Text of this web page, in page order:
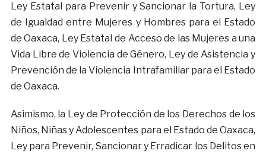
Ley Estatal para Prevenir y Sancionar la Tortura, Ley
de Igualdad entre Mujeres y Hombres para el Estado
de Oaxaca, Ley Estatal de Acceso de las Mujeres a una
Vida Libre de Violencia de Género, Ley de Asistencia y
Prevención de la Violencia Intrafamiliar para el Estado
de Oaxaca.
Asimismo, la Ley de Protección de los Derechos de los
Niños, Niñas y Adolescentes para el Estado de Oaxaca,
Ley para Prevenir, Sancionar y Erradicar los Delitos en